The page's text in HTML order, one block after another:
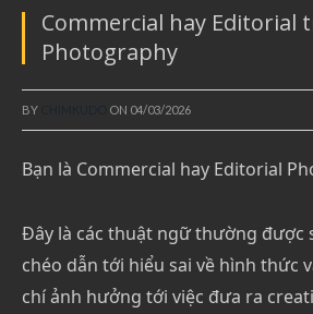
Commercial hay Editorial
Photography
BY ON 04/03/2026
Bạn là Commercial hay Editorial
Đây là các thuật ngữ thường được
chéo dẫn tới hiểu sai về hình thức
chí ảnh hưởng tới việc đưa ra